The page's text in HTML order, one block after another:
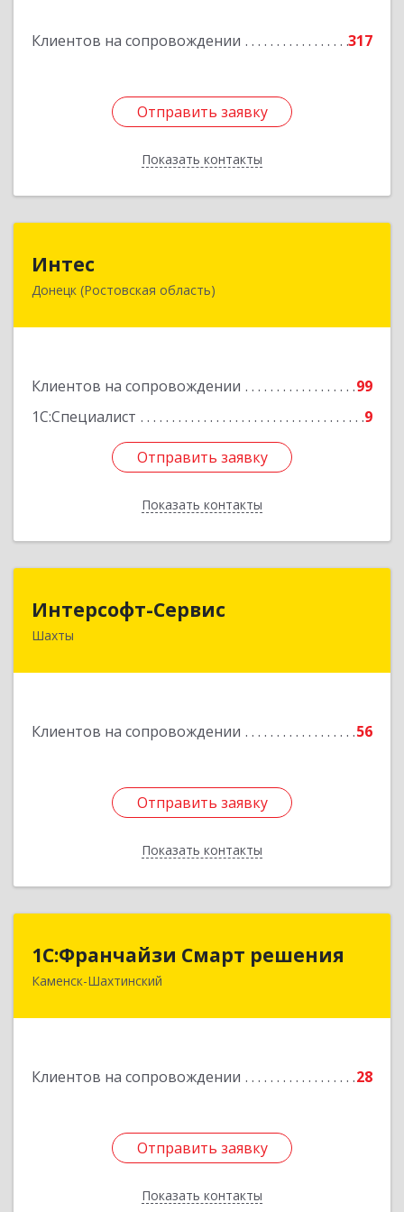
Клиентов на сопровождении 317
Отправить заявку
Показать контакты
Подробнее
Отправить заявку
Назад
Интес
Донецк (Ростовская область)
Клиентов на сопровождении
99
1С:Специалист
9
Отправить заявку
Показать контакты
346330, Ростовская обл, Донецк г, 60-й кв-л,
Отправить заявку
Назад
Интерсофт-Сервис
Шахты
Клиентов на сопровождении 56
Отправить заявку
Показать контакты
346480, Ростовская обл, Шахты г, Советская ул,
Отправить заявку
Назад
1С:Франчайзи Смарт решения
Каменск-Шахтинский
Клиентов на сопровождении 28
Отправить заявку
Показать контакты
1С:Франчайзи Смарт решения
347800, Ростовская обл, Каменск-Шахтинский г,
Отправить заявку
Назад